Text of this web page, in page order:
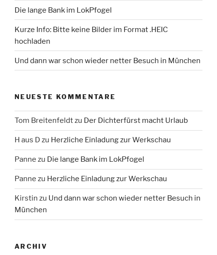
Die lange Bank im LokPfogel
Kurze Info: Bitte keine Bilder im Format .HEIC
hochladen
Und dann war schon wieder netter Besuch in München
NEUESTE KOMMENTARE
Tom Breitenfeldtzu Der Dichterfürst macht Urlaub
H aus D zu Herzliche Einladung zur Werkschau
Panne zu Die lange Bank im LokPfogel
Panne zu Herzliche Einladung zur Werkschau
Kirstin zu Und dann war schon wieder netter Besuch in
München
ARCHIV